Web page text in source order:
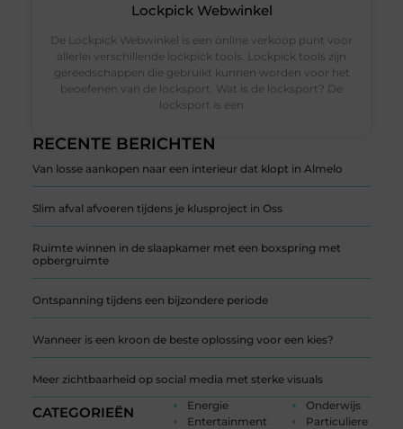
RECENTE BERICHTEN
Van losse aankopen naar een interieur dat klopt in Almelo
Slim afval afvoeren tijdens je klusproject in Oss
Ruimte winnen in de slaapkamer met een boxspring met
opbergruimte
Ontspanning tijdens een bijzondere periode
Wanneer is een kroon de beste oplossing voor een kies?
Meer zichtbaarheid op social media met sterke visuals
CATEGORIEËN
Energie
Entertainment
Onderwijs
Particuliere
Lockpick Webwinkel
De Lockpick Webwinkel is een online verkoop punt voor
allerlei verschillende lockpick tools. Lockpick tools zijn
gereedschappen die gebruikt kunnen worden voor het
beoefenen van de locksport. Wat is de locksport? De
locksport is een